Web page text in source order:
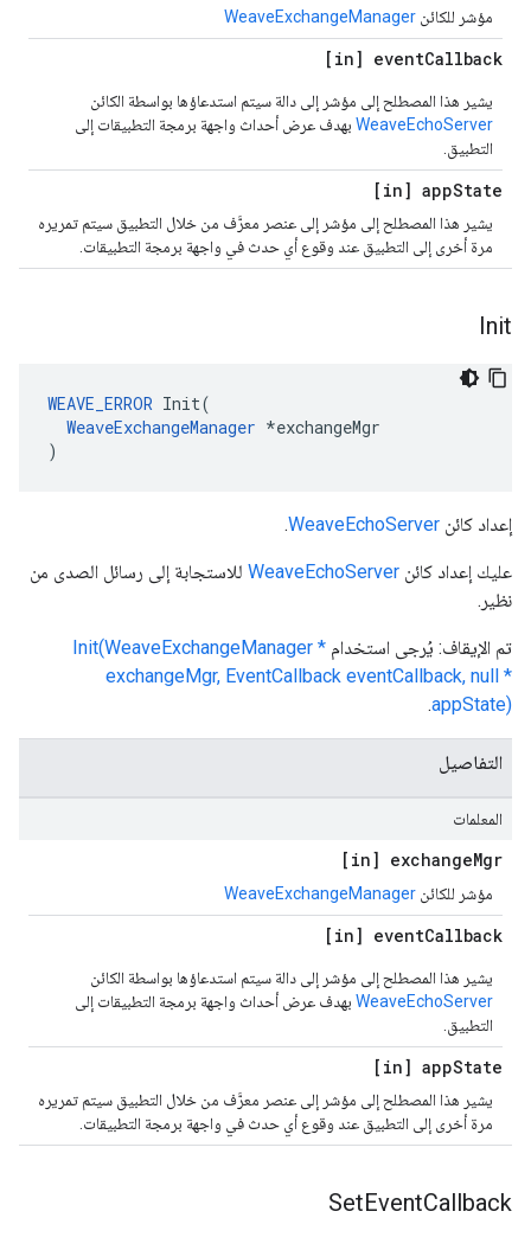
مؤشر للكائن WeaveExchangeManager
[in] eventCallback
يشير هذا المصطلح إلى مؤشر إلى دالة سيتم استدعاؤها بواسطة الكائن
WeaveEchoServer بهدف عرض أحداث واجهة برمجة التطبيقات إلى
التطبيق.
[in] appState
يشير هذا المصطلح إلى مؤشر إلى عنصر معرَّف من خلال التطبيق سيتم تمريره
مرة أخرى إلى التطبيق عند وقوع أي حدث في واجهة برمجة التطبيقات.
Init
WEAVE_ERROR Init(
WeaveExchangeManager *exchangeMgr
)
إعداد كائن WeaveEchoServer
.
عليك إعداد كائن WeaveEchoServer للاستجابة إلى رسائل الصدى من
نظير.
تم الإيقاف: يُرجى استخدام Init(WeaveExchangeManager *
exchangeMgr, EventCallback eventCallback, null *
appState)
.
التفاصيل
المعلمات
[in] exchangeMgr
مؤشر للكائن WeaveExchangeManager
[in] eventCallback
يشير هذا المصطلح إلى مؤشر إلى دالة سيتم استدعاؤها بواسطة الكائن
WeaveEchoServer بهدف عرض أحداث واجهة برمجة التطبيقات إلى
التطبيق.
[in] appState
يشير هذا المصطلح إلى مؤشر إلى عنصر معرَّف من خلال التطبيق سيتم تمريره
مرة أخرى إلى التطبيق عند وقوع أي حدث في واجهة برمجة التطبيقات.
SetEventCallback